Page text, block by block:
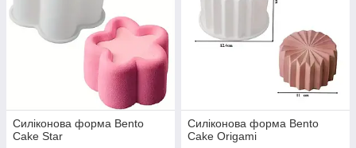
Силіконова форма Bento
Cake Star
Силіконова форма Bento
Cake Origami